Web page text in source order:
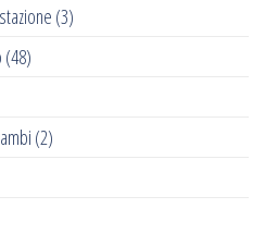
(3)
(48)
(2)